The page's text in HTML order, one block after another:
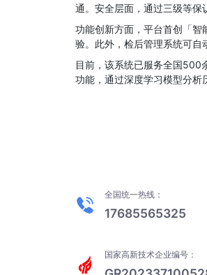
通。安全层面，通过三级等保
功能创新方面，平台首创「智
验。此外，检后管理系统可自
目前，该系统已服务全国500
功能，通过深度学习模型分析
全国统一热线：
17685565325
国家高新技术企业编号：